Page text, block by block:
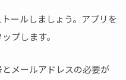
ールしましょう。アプリを
プします。
メールアドレスの必要が